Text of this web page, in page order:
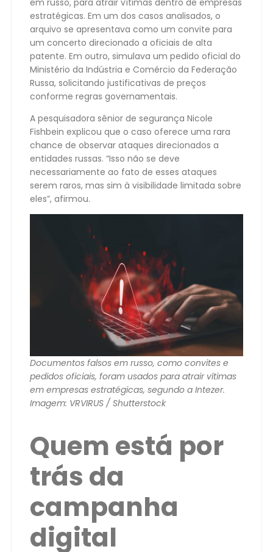
estratégicas. Em um dos casos analisados, o
arquivo se apresentava como um convite para
um concerto direcionado a oficiais de alta
patente. Em outro, simulava um pedido oficial do
Ministério da Indústria e Comércio da Federação
Russa, solicitando justificativas de preços
conforme regras governamentais.
A pesquisadora sênior de segurança Nicole
Fishbein explicou que o caso oferece uma rara
chance de observar ataques direcionados a
entidades russas. “Isso não se deve
necessariamente ao fato de esses ataques
serem raros, mas sim à visibilidade limitada sobre
eles”, afirmou.
Documentos falsos em russo, como convites e
pedidos oficiais, foram usados para atrair vítimas
em empresas estratégicas, segundo a Intezer.
Imagem: VRVIRUS / Shutterstock
Quem está por
trás da
campanha
digital